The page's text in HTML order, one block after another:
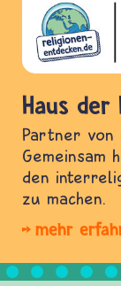
Haus der
Partner von
Gemeinsam
den
zu machen.
mehr